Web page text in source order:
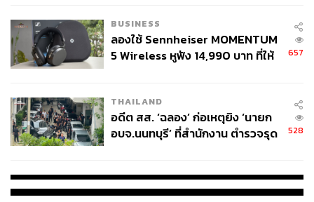
“จริงๆ ตอนนี้เป็นโอกาส เพราะว่าท่องเที่ยวเราไม่ได้กดดัน
ภาคการผลิตขนาดนั้น ในขณะเดียวกันเราเริ่มมีการลงทุน
อย่างไรก็ตาม ดร.สันติธารระบุว่า ภาคท่องเที่ยวไทยยังมี
ความสำคัญต่อเศรษฐกิจ แต่จำเป็นต้องเปลี่ยนผ่านจากการ
ปี ไปสู่การท่องเที่ยวคุณภาพที่สร้างรายได้ต่อหัวสูงขึ้น
กระทบสิ่งแวดล้อมน้อยลง และบริหารจัดการได้อย่างยั่งยืน
BUSINESS
ลองใช้ Sennheiser MOMENTUM
5 Wireless หูฟัง 14,990 บาท ที่ให้
657
THAILAND
อดีต สส. ‘ฉลอง’ ก่อเหตุยิง ‘นายก
อบจ.นนทบุรี’ ที่สำนักงาน ตำรวจรุด
528